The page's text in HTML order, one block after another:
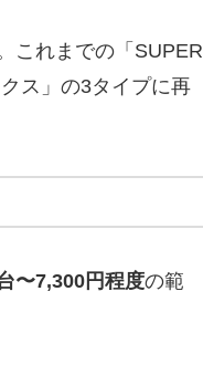
これまでの「SUPER
ス」の3タイプに再
〜7,300円程度の範